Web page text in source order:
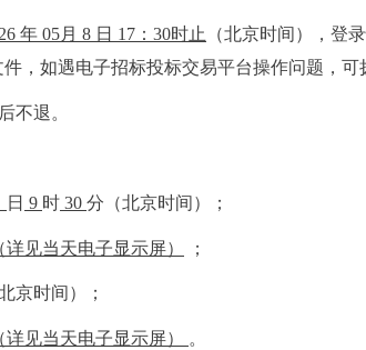
6 年 05月 8 日 17 ： 30时止
（北京时间），登
，如遇电子招标投标交易平台操作问题，
不退。
日 9 时 30 分（北京时间）；
见当天电子显示屏） ；
京时间）；
见当天电子显示屏） 。